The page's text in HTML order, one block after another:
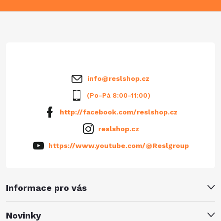
a
Informace pro vás
Novinky
info@reslshop.cz
(Po-Pá 8:00-11:00)
http://facebook.com/reslshop.cz
reslshop.cz
https://www.youtube.com/@Reslgroup